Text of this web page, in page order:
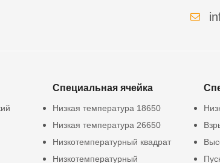
Специальная ячейка
Низкая температура 18650
Низкая температура 26650
Низкотемпературный квадрат
Низкотемпературный